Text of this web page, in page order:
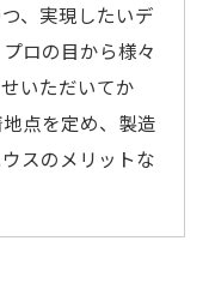
、実現したいデ
ロの目から様々
いただいてか
点を定め、製造
スのメリットな